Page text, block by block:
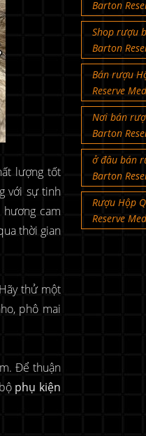
lượng tốt
với sự tinh
cam
thời gian
thử một
phô mai
Để thuận
phụ kiện
Barton
Shop rượu
Barton
Bán rượu
Reserve
Nơi bán
Barton
ở đâu bán
Barton
Rượu Hộp
Reserve